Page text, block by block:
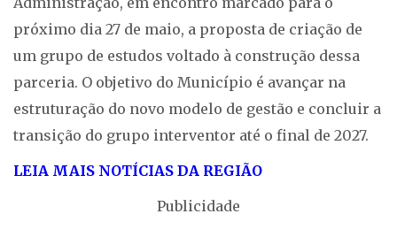
próximo dia 27 de maio, a proposta de criação de
um grupo de estudos voltado à construção dessa
parceria. O objetivo do Município é avançar na
estruturação do novo modelo de gestão e concluir a
transição do grupo interventor até o final de 2027.
LEIA MAIS NOTÍCIAS DA REGIÃO
Publicidade